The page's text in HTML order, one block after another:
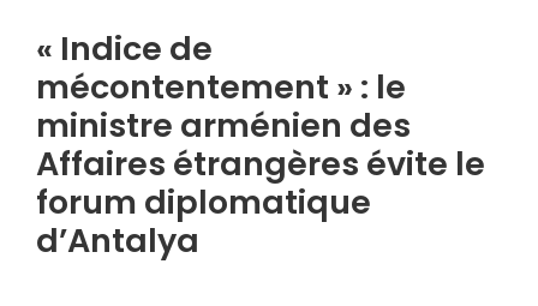
« Indice de
mécontentement » : le
ministre arménien des
Affaires étrangères évite le
forum diplomatique
d’Antalya